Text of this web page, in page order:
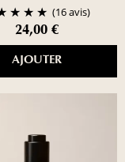
(16 avis)
24,00 €
AJOUTER